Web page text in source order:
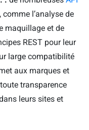
l’analyse de
maquillage et de
REST pour leur
large compatibilité
aux marques et
transparence
leurs sites et